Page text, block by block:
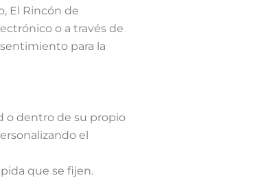
El Rincón de
o a través de
para la
o dentro de su propio
el
que se fijen.